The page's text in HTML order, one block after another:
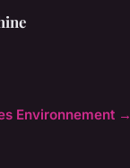
Environnement →